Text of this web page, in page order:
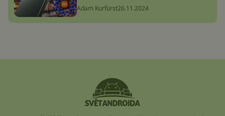
Adam Kurfürst26.11.2024